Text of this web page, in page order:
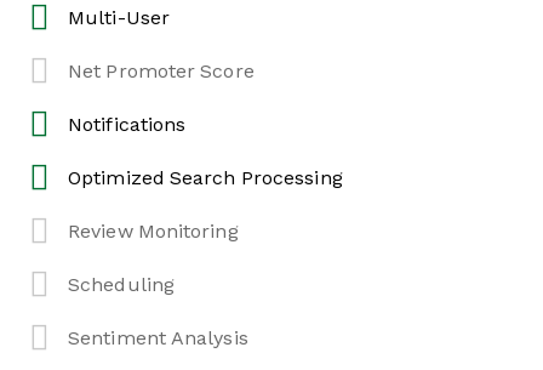
Multi-User
Net Promoter Score
Notifications
Optimized Search Processing
Review Monitoring
Scheduling
Sentiment Analysis